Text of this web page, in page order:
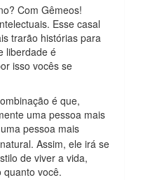
Com Gêmeos!
Esse casal
trarão histórias para
liberdade é
isso vocês se
é que,
uma pessoa mais
pessoa mais
Assim, ele irá se
de viver a vida,
quanto você.